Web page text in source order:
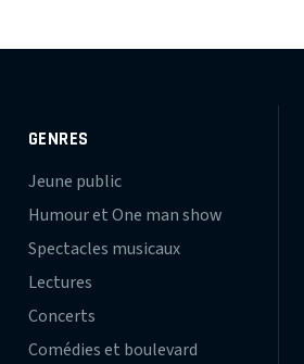
GENRES
Jeune public
Humour et One man show
Spectacles musicaux
Lectures
Concerts
Comédies et boulevard